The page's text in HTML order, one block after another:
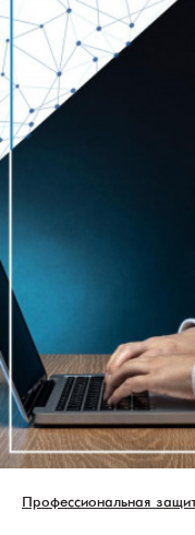
Профессиональная